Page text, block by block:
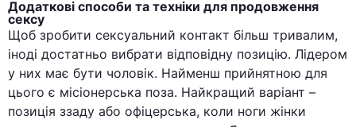
Додаткові способи та техніки для продовження
сексу
Щоб зробити сексуальний контакт більш тривалим,
іноді достатньо вибрати відповідну позицію. Лідером
у них має бути чоловік. Найменш прийнятною для
цього є місіонерська поза. Найкращий варіант –
позиція ззаду або офіцерська, коли ноги жінки